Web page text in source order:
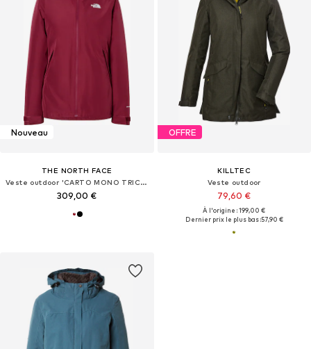
Nouveau
THE NORTH FACE
Veste outdoor 'CARTO MONO TRICLIMATE'
309,00 €
OFFRE
KILLTEC
Veste outdoor
79,60 €
À l'origine : 199,00 €
Dernier prix le plus bas :57,90 €